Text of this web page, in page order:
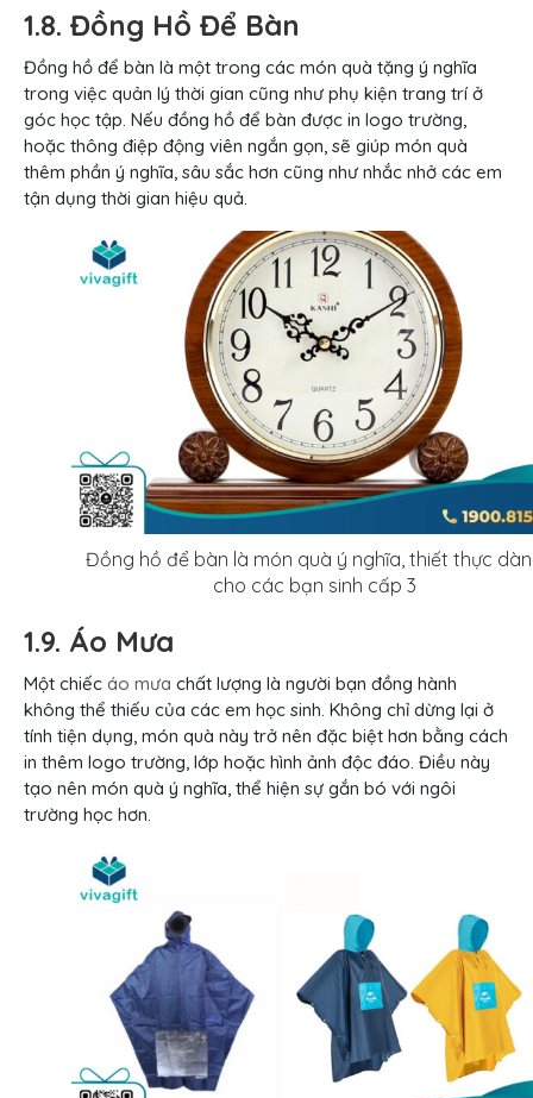
1.8. Đồng Hồ Để Bàn
Đồng hồ để bàn là một trong các món quà tặng ý nghĩa
trong việc quản lý thời gian cũng như phụ kiện trang trí ở
góc học tập. Nếu đồng hồ để bàn được in logo trường,
hoặc thông điệp động viên ngắn gọn, sẽ giúp món quà
thêm phần ý nghĩa, sâu sắc hơn cũng như nhắc nhở các em
tận dụng thời gian hiệu quả.
Đồng hồ để bàn là món quà ý nghĩa, thiết thực
cho các bạn sinh cấp 3
1.9. Áo Mưa
Một chiếc áo mưa chất lượng là người bạn đồng hành
không thể thiếu của các em học sinh. Không chỉ dừng lại ở
tính tiện dụng, món quà này trở nên đặc biệt hơn bằng cách
in thêm logo trường, lớp hoặc hình ảnh độc đáo. Điều này
tạo nên món quà ý nghĩa, thể hiện sự gắn bó với ngôi
trường học hơn.